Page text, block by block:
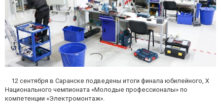
12 сентября в Саранске подведены итоги финала юбилейного, X
Национального чемпионата «Молодые профессионалы» по
компетенции «Электромонтаж».